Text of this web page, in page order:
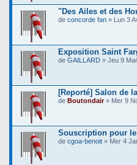
"Des Ailes et des
de concorde fan » Lun 3
Exposition Saint
de GAILLARD » Jeu 9
[Reporté] Salon de
de Boutondair» Mer 9
Souscription pour
de cgoa-benoit » Mer 4